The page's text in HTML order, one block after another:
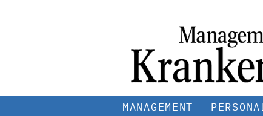
MANAGEMENT